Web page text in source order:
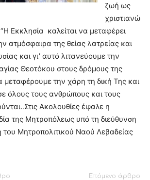
ζωή ως
χριστιανώ
“Η Εκκλησία καλείται να μεταφέρει
ατμόσφαιρα της θείας λατρείας και
και γι’ αυτό λιτανεύουμε την
Θεοτόκου στους δρόμους της
μεταφέρουμε την χάρη τη δική Της και
όλους τους ανθρώπους και τους
.Στις Ακολουθίες έψαλε η
της Μητροπόλεως υπό τη διεύθυνση
Μητροπολιτικού Ναού Λεβαδείας
Επόμενο άρθρο